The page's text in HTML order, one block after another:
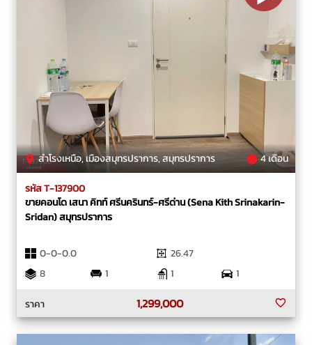
สำโรงเหนือ, เมืองสมุทรปราการ, สมุทรปราการ 4 เดือน
รหัส T-137900
ขายคอนโด เสนา คิทท์ ศรีนครินทร์-ศรีด่าน (Sena Kith Srinakarin-
Sridan) สมุทรปราการ
0-0-0.0
26.47
8
1 1
1
ราคา
1,299,000